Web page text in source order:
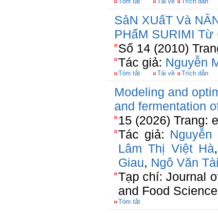
SảN XUấT Và
PHẩM SURIMI Từ
Số 14 (2010)
Tác giả: Nguyễn
Tóm tắt Tải về Trích dẫn
Modeling and
and fermentation
15 (2026) Trang:
Tác giả: Nguyễn
Lâm Thị Việt Hà
Giau, Ngô Văn
Tạp chí: Journal
and Food Science
Tóm tắt